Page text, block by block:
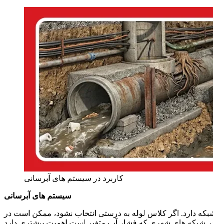
کاربرد در سیستم‌ های آبرسانی
سیستم‌ های آبرسانی
دارد. اگر کلاس لوله به درستی انتخاب نشود، ممکن است در